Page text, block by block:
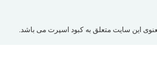
کبود اسپرت می باشد.